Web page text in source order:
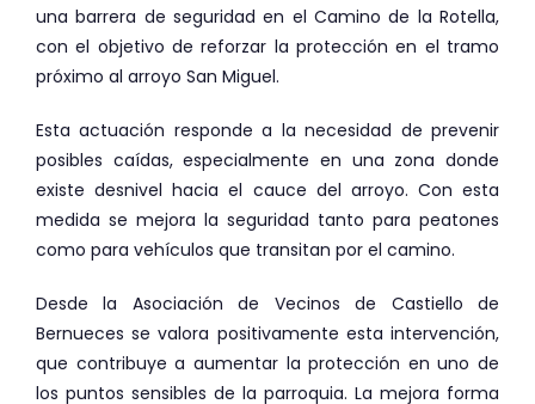
una barrera de seguridad en el Camino de la Rotella,
con el objetivo de reforzar la protección en el tramo
próximo al arroyo San Miguel.
Esta actuación responde a la necesidad de prevenir
posibles caídas, especialmente en una zona donde
existe desnivel hacia el cauce del arroyo. Con esta
medida se mejora la seguridad tanto para peatones
como para vehículos que transitan por el camino.
Desde la Asociación de Vecinos de Castiello de
Bernueces se valora positivamente esta intervención,
que contribuye a aumentar la protección en uno de
los puntos sensibles de la parroquia. La mejora forma